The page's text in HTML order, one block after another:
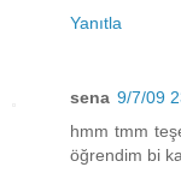
Yanıtla
sena 9/7/09
hmm tmm
öğrendim bi